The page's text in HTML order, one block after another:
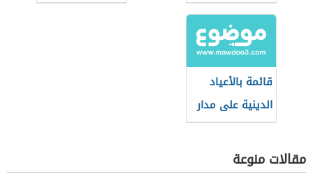
قائمة بالأعياد
الدينية على مدار
العام
مقالات منوعة